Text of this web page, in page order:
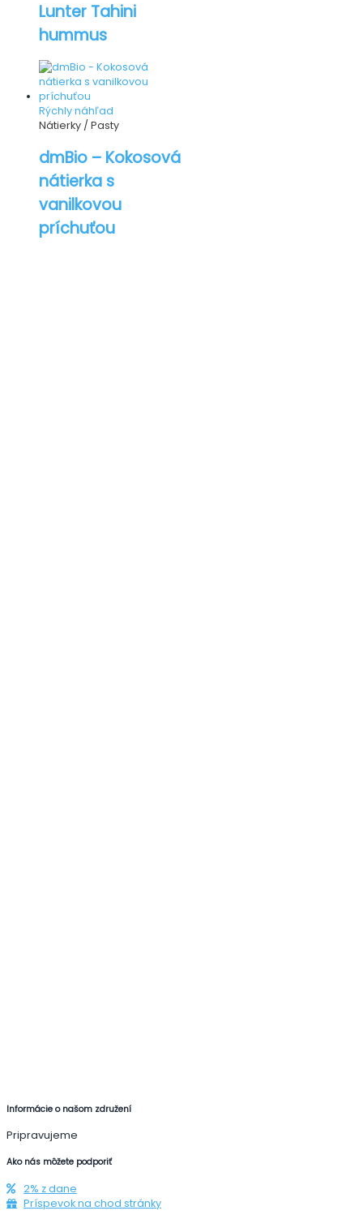
Lunter Tahini
hummus
Rýchly náhľad
Nátierky / Pasty
dmBio – Kokosová
nátierka s
vanilkovou
príchuťou
Informácie o našom združení
Pripravujeme
Ako nás môžete podporiť
2% z dane
Príspevok na chod stránky